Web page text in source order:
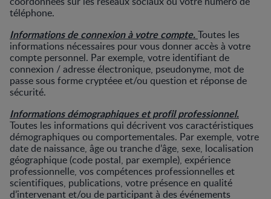
téléphone.
Informations de connexion à votre compte.Toutes les
informations nécessaires pour vous donner accès à votre
compte personnel. Par exemple, votre identifiant de
connexion / adresse électronique, pseudonyme, mot de
passe sous forme cryptéee et/ou question et réponse de
sécurité.
Informations démographiques et profil professionnel.
Toutes les informations qui décrivent vos caractéristiques
démographiques ou comportementales. Par exemple, votre
date de naissance, âge ou tranche d’âge, sexe, localisation
géographique (code postal, par exemple), expérience
professionnelle, vos compétences professionnelles et
scientifiques, publications, votre présence en qualité
d’intervenant et/ou de participant à des événements